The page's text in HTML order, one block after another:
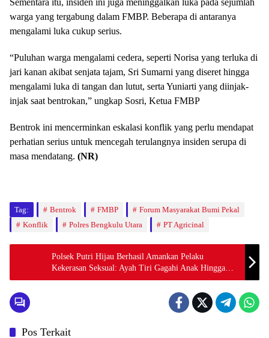
Sementara itu, insiden ini juga meninggalkan luka pada sejumlah
warga yang tergabung dalam FMBP. Beberapa di antaranya
mengalami luka cukup serius.
“Puluhan warga mengalami cedera, seperti Norisa yang terluka di
jari kanan akibat senjata tajam, Sri Sumarni yang diseret hingga
mengalami luka di tangan dan lutut, serta Yuniarti yang diinjak-
injak saat bentrokan,” ungkap Sosri, Ketua FMBP
Bentrok ini mencerminkan eskalasi konflik yang perlu mendapat
perhatian serius untuk mencegah terulangnya insiden serupa di
masa mendatang. (NR)
Tag: Bentrok FMBP
Forum Masyarakat Bumi Pekal
Konflik
Polres Bengkulu Utara PT Agricinal
Polsek Putri Hijau Berhasil Amankan Pelaku
Kekerasan Seksual: Ayah Tiri Gagahi Anak Hingga
Hamil
Pos Terkait
Bengkulu Hits